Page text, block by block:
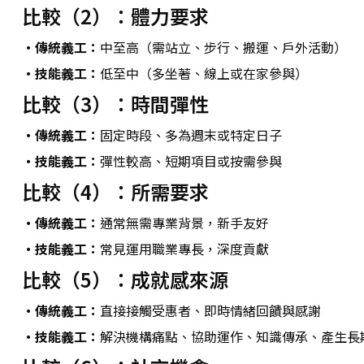
比較（2）：體力要求
・傳統義工： 中至高（需站立、步行、搬運、戶外活動）
・技能義工： 低至中（多坐著、線上或在家參與）
比較（3）：時間彈性
・傳統義工： 固定時段、多為週末或特定日子
・技能義工： 彈性較高、短期項目或按需參與
比較（4）：所需要求
・傳統義工： 通常無需專業背景，新手友好
・技能義工： 常見運用職業專長，深度貢獻
比較（5）：成就感來源
・傳統義工： 直接接觸受惠者、即時情緒回饋與感謝
・技能義工： 解決機構痛點、協助運作、知識傳承、產生